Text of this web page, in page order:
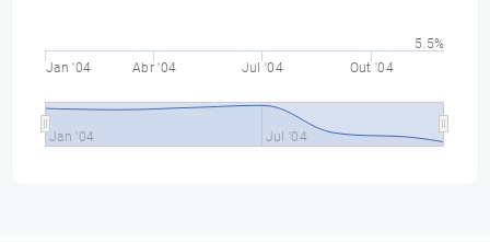
Jan '04 Abr '04 Jul '04 Out '04
Jan '04 Jul '04
5.5%